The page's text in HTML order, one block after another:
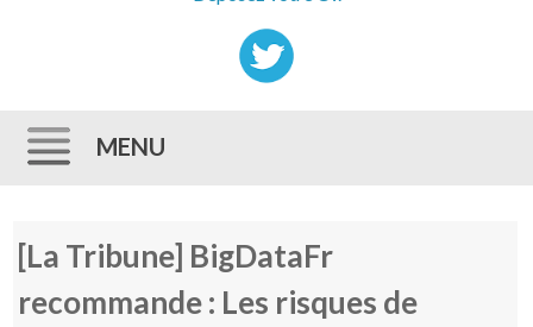
MENU
[La Tribune] BigDataFr
recommande : Les risques de